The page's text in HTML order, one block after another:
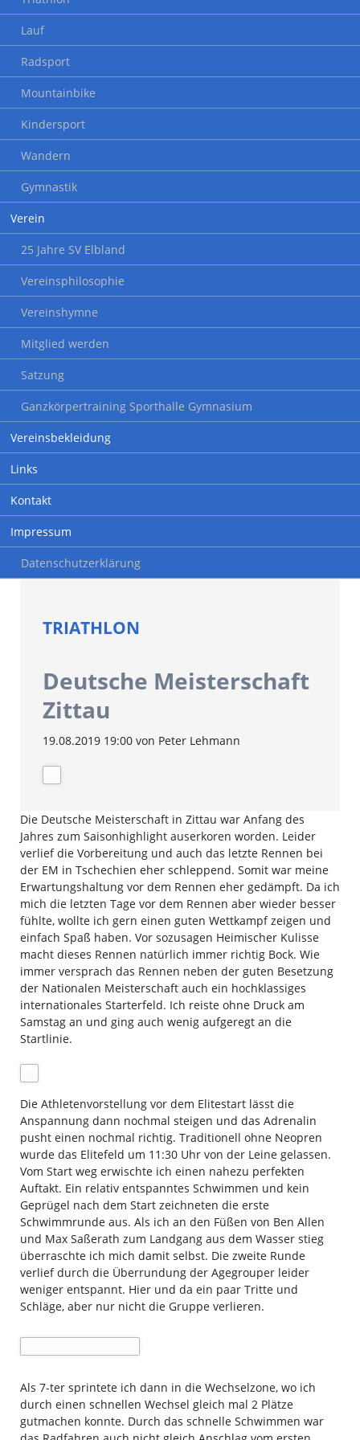
Lauf
Radsport
Mountainbike
Kindersport
Wandern
Gymnastik
Verein
25 Jahre SV Elbland
Vereinsphilosophie
Vereinshymne
Mitglied werden
Satzung
Ganzkörpertraining Sporthalle Gymnasium
Vereinsbekleidung
Links
Kontakt
Impressum
Datenschutzerklärung
TRIATHLON
Deutsche Meisterschaft
Zittau
19.08.2019 19:00von Peter Lehmann
Die Deutsche Meisterschaft in Zittau war Anfang des
Jahres zum Saisonhighlight auserkoren worden. Leider
verlief die Vorbereitung und auch das letzte Rennen bei
der EM in Tschechien eher schleppend. Somit war meine
Erwartungshaltung vor dem Rennen eher gedämpft. Da ich
mich die letzten Tage vor dem Rennen aber wieder besser
fühlte, wollte ich gern einen guten Wettkampf zeigen und
einfach Spaß haben. Vor sozusagen Heimischer Kulisse
macht dieses Rennen natürlich immer richtig Bock. Wie
immer versprach das Rennen neben der guten Besetzung
der Nationalen Meisterschaft auch ein hochklassiges
internationales Starterfeld. Ich reiste ohne Druck am
Samstag an und ging auch wenig aufgeregt an die
Startlinie.
Die Athletenvorstellung vor dem Elitestart lässt die
Anspannung dann nochmal steigen und das Adrenalin
pusht einen nochmal richtig. Traditionell ohne Neopren
wurde das Elitefeld um 11:30 Uhr von der Leine gelassen.
Vom Start weg erwischte ich einen nahezu perfekten
Auftakt. Ein relativ entspanntes Schwimmen und kein
Geprügel nach dem Start zeichneten die erste
Schwimmrunde aus. Als ich an den Füßen von Ben Allen
und Max Saßerath zum Landgang aus dem Wasser stieg
überraschte ich mich damit selbst. Die zweite Runde
verlief durch die Überrundung der Agegrouper leider
weniger entspannt. Hier und da ein paar Tritte und
Schläge, aber nur nicht die Gruppe verlieren.
Als 7-ter sprintete ich dann in die Wechselzone, wo ich
durch einen schnellen Wechsel gleich mal 2 Plätze
gutmachen konnte. Durch das schnelle Schwimmen war